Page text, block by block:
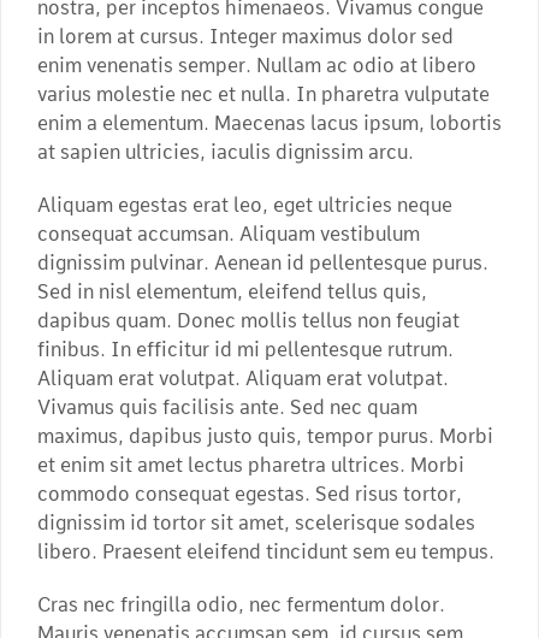
nostra, per inceptos himenaeos. Vivamus congue
in lorem at cursus. Integer maximus dolor sed
enim venenatis semper. Nullam ac odio at libero
varius molestie nec et nulla. In pharetra vulputate
enim a elementum. Maecenas lacus ipsum, lobortis
at sapien ultricies, iaculis dignissim arcu.
Aliquam egestas erat leo, eget ultricies neque
consequat accumsan. Aliquam vestibulum
dignissim pulvinar. Aenean id pellentesque purus.
Sed in nisl elementum, eleifend tellus quis,
dapibus quam. Donec mollis tellus non feugiat
finibus. In efficitur id mi pellentesque rutrum.
Aliquam erat volutpat. Aliquam erat volutpat.
Vivamus quis facilisis ante. Sed nec quam
maximus, dapibus justo quis, tempor purus. Morbi
et enim sit amet lectus pharetra ultrices. Morbi
commodo consequat egestas. Sed risus tortor,
dignissim id tortor sit amet, scelerisque sodales
libero. Praesent eleifend tincidunt sem eu tempus.
Cras nec fringilla odio, nec fermentum dolor.